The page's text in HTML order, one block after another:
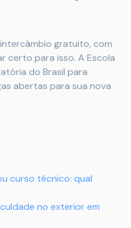
gratuito, com
certo para isso. A Escola
do Brasil para
abertas para sua nova
curso técnico: qual
no exterior em